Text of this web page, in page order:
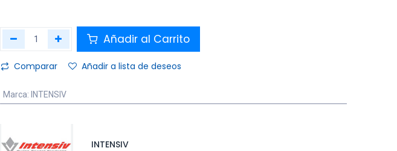
Añadir al Carrito
Comparar Añadir a lista de deseos
Marca: INTENSIV
INTENSIV